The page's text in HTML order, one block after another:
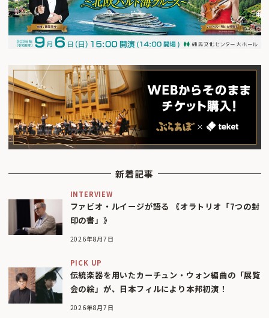
新着記事
INTERVIEW
ファビオ・ルイージが語る 《オラトリオ「7つの封
印の書」》
2026年8月7日
PICK UP
伝統楽器を用いたカーチュン・ウォン編曲の「展覧
会の絵」が、日本フィルにより本邦初演！
2026年8月7日